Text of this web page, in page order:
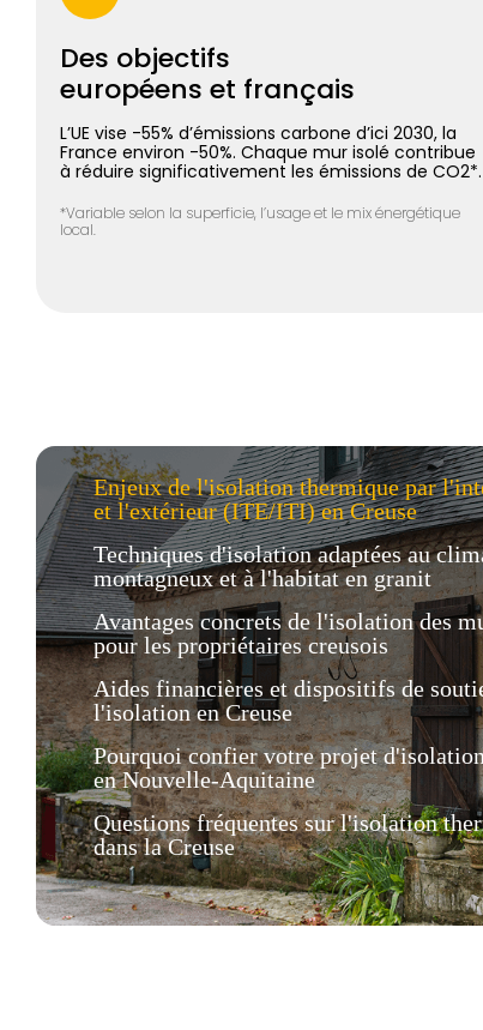
Des objectifs
européens et français
L’UE vise -55% d’émissions carbone d’ici 2030, la
France environ -50%. Chaque mur isolé contribue
à réduire significativement les émissions de CO2*.
*Variable selon la superficie, l’usage et le mix énergétique
local.
Enjeux de l'isolation thermique par
et l'extérieur (ITE/ITI) en Creuse
Techniques d'isolation adaptées au
montagneux et à l'habitat en granit
Avantages concrets de l'isolation des
pour les propriétaires creusois
Aides financières et dispositifs de
l'isolation en Creuse
Pourquoi confier votre projet
en Nouvelle-Aquitaine
Questions fréquentes sur l'isolation
dans la Creuse